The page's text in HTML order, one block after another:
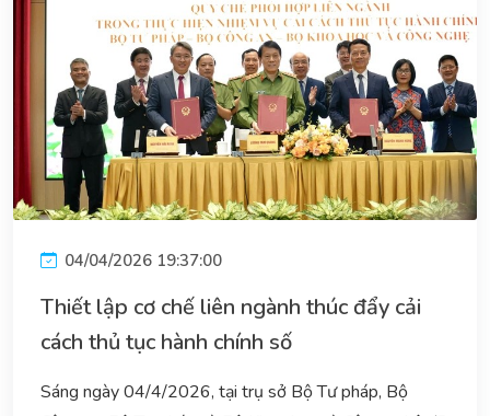
04/04/2026 19:37:00
Thiết lập cơ chế liên ngành thúc đẩy cải
cách thủ tục hành chính số
Sáng ngày 04/4/2026, tại trụ sở Bộ Tư pháp, Bộ